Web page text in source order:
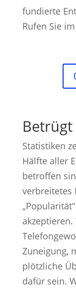
fundierte
Rufen Sie
Betrügt
Statistiken
Hälfte aller
betroffen
verbreitetes
Zuneigung,
plötzliche
dafür sein.